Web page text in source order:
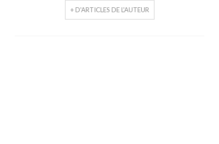
+ D'ARTICLES DE L'AUTEUR